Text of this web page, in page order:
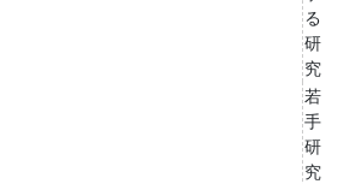
る
研
究
若
手
研
究